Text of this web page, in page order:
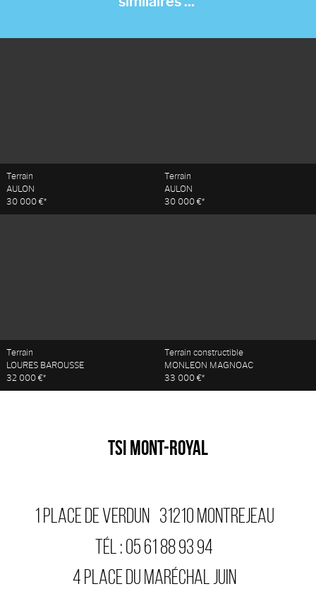
Terrain
AULON
30 000 €*
Terrain
AULON
30 000 €*
Terrain
LOURES BAROUSSE
32 000 €*
Terrain constructible
MONLEON MAGNOAC
33 000 €*
TSI MONT-ROYAL
1 PLACE DE VERDUN 31210 MONTREJEAU
TÉL :05 61 88 93 94
4 PLACE DU MARÉCHAL JUIN